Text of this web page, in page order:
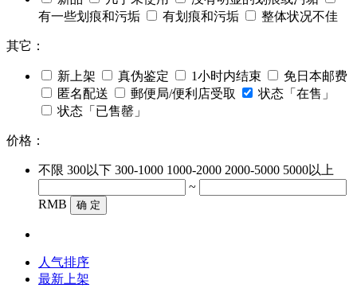
有一些划痕和污垢
有划痕和污垢 整体状况不佳
其它：
新上架 真伪鉴定 1小时内结束
免日本邮费
匿名配送
郵便局/便利店受取
状态「在售」
状态「已售罄」
价格：
不限 300以下 300-1000 1000-2000 2000-5000 5000以上
~
RMB
确 定
人气排序
最新上架